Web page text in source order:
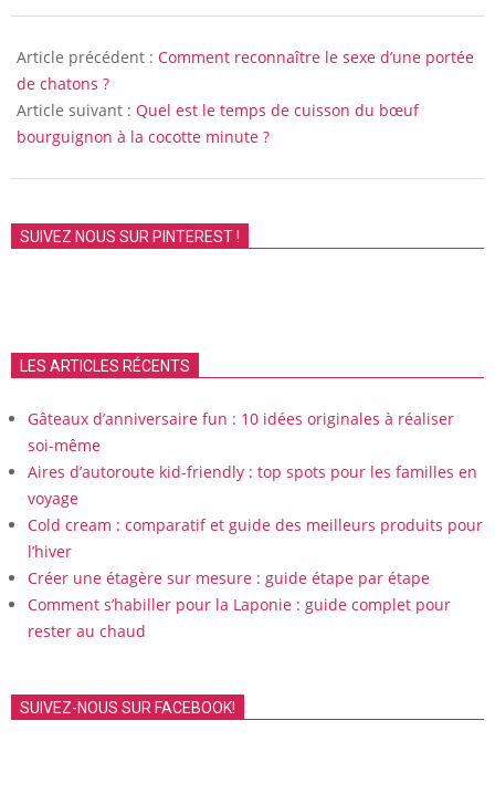
08-
26
Article précédent : Comment reconnaître le sexe d’une portée
de chatons ?
Article suivant : Quel est le temps de cuisson du bœuf
bourguignon à la cocotte minute ?
SUIVEZ NOUS SUR PINTEREST !
LES ARTICLES RÉCENTS
Gâteaux d’anniversaire fun : 10 idées originales à réaliser
soi-même
Aires d’autoroute kid-friendly : top spots pour les familles en
voyage
Cold cream : comparatif et guide des meilleurs produits pour
l’hiver
Créer une étagère sur mesure : guide étape par étape
Comment s’habiller pour la Laponie : guide complet pour
rester au chaud
SUIVEZ-NOUS SUR FACEBOOK!